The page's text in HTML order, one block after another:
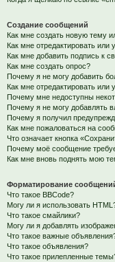
Создание сообщений
Как мне создать новую тему
Как мне отредактировать или
Как мне добавить подпись к
Как мне создать опрос?
Почему я не могу добавить
Как мне отредактировать или
Почему мне недоступны
Почему я не могу добавлять
Почему я получил
Как мне пожаловаться на
Что означает кнопка
Почему моё сообщение
Как мне вновь поднять мою
Форматирование
Что такое BBCode?
Могу ли я использовать
Что такое смайлики?
Могу ли я добавлять
Что такое важные
Что такое объявления?
Что такое прилепленные